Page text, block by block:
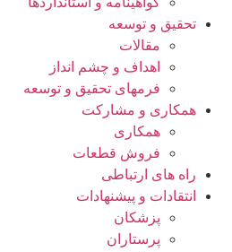
تحقيق و توسعه
مقالات
اهداف و چشم انداز
فرمهای تحقیق و توسعه
همکاری و مشارکت
همکاری
فروش قطعات
راه های ارتباطی
انتقادات و پيشنهادات
پزشكان
پرستاران